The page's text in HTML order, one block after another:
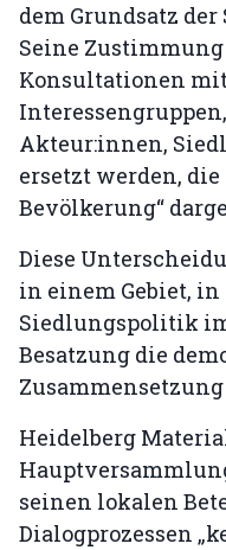
dem Grundsatz
Seine
Konsultationen
Akteur:innen,
ersetzt werden,
Bevölkerung“
Diese
in einem Gebiet,
Siedlungspolitik
Besatzung die
Heidelberg
seinen lokalen
Dialogprozessen